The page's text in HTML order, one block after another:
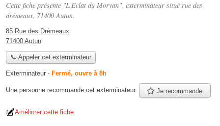
Cette fiche présente "L'Eclat du Morvan", exterminateur situé rue des
drémeaux, 71400 Autun.
85 Rue des Drémeaux
71400 Autun
📞 Appeler cet exterminateur
Exterminateur - Fermé, ouvre à 8h
Une personne recommande cet exterminateur. Je recommande
Améliorer cette fiche